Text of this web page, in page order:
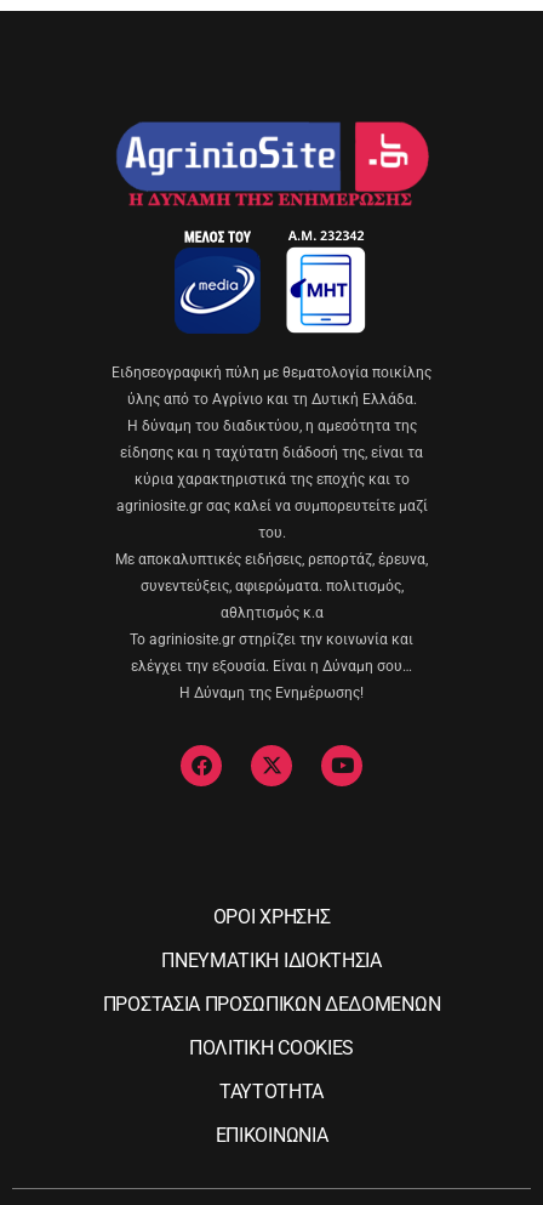
Eιδησεογραφική πύλη με θεματολογία ποικίλης
ύλης από το Αγρίνιο και τη Δυτική Ελλάδα.
Η δύναμη του διαδικτύου, η αμεσότητα της
είδησης και η ταχύτατη διάδοσή της, είναι τα
κύρια χαρακτηριστικά της εποχής και το
agriniosite.gr σας καλεί να συμπορευτείτε μαζί
του.
Με αποκαλυπτικές ειδήσεις, ρεπορτάζ, έρευνα,
συνεντεύξεις, αφιερώματα. πολιτισμός,
αθλητισμός κ.α
Το agriniosite.gr στηρίζει την κοινωνία και
ελέγχει την εξουσία. Είναι η Δύναμη σου…
Η Δύναμη της Ενημέρωσης!
ΟΡΟΙ ΧΡΗΣΗΣ
ΠΝΕΥΜΑΤΙΚΗ ΙΔΙΟΚΤΗΣΙΑ
ΠΡΟΣΤΑΣΙΑ ΠΡΟΣΩΠΙΚΩΝ ΔΕΔΟΜΕΝΩΝ
ΠΟΛΙΤΙΚΗ COOKIES
ΤΑΥΤΟΤΗΤΑ
ΕΠΙΚΟΙΝΩΝΙΑ